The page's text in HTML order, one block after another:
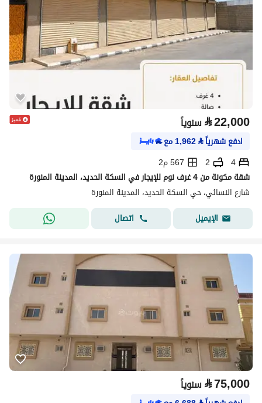
⃁22,000 سنوياً
ادفع شهرياً⃁
1,962مع
4
2
567 م2
شقة مكونة من 4 غرف نوم للإيجار في السكة الحديد، المدينة المنورة
شارع النسائي، حي السكة الحديد، المدينة المنورة
الإيميل
اتصال
⃁75,000 سنوياً